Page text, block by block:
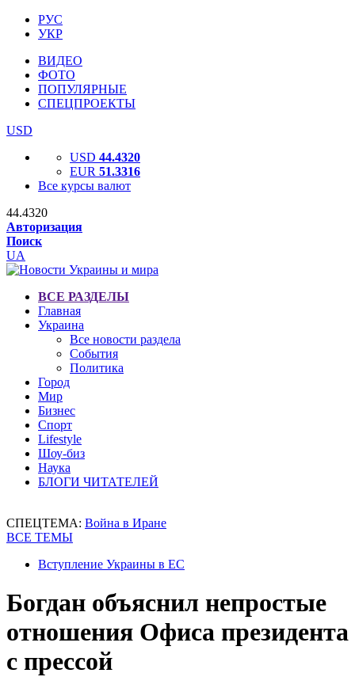
РУС
УКР
ВИДЕО
ФОТО
ПОПУЛЯРНЫЕ
СПЕЦПРОЕКТЫ
USD
USD 44.4320
EUR 51.3316
Все курсы валют
44.4320
Авторизация
Поиск
UA
ВСЕ РАЗДЕЛЫ
Главная
Украина
Все новости раздела
События
Политика
Город
Мир
Бизнес
Спорт
Lifestyle
Шоу-биз
Наука
БЛОГИ ЧИТАТЕЛЕЙ
СПЕЦТЕМА: Война в Иране
ВСЕ ТЕМЫ
Вступление Украины в ЕС
Богдан объяснил непростые
отношения Офиса президента
с прессой